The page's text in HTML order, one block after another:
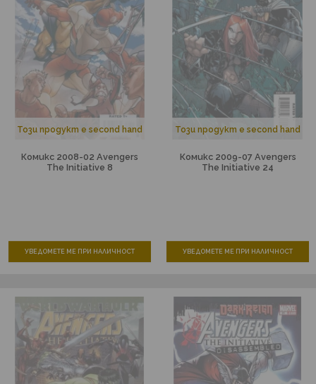
Този продукт е second hand
Комикс 2008-02 Avengers
The Initiative 8
УВЕДОМЕТЕ МЕ ПРИ НАЛИЧНОСТ
Този продукт е second hand
Комикс 2009-07 Avengers
The Initiative 24
УВЕДОМЕТЕ МЕ ПРИ НАЛИЧНОСТ